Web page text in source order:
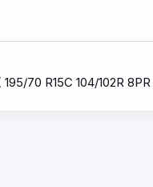
70 R15C 104/102R 8PR